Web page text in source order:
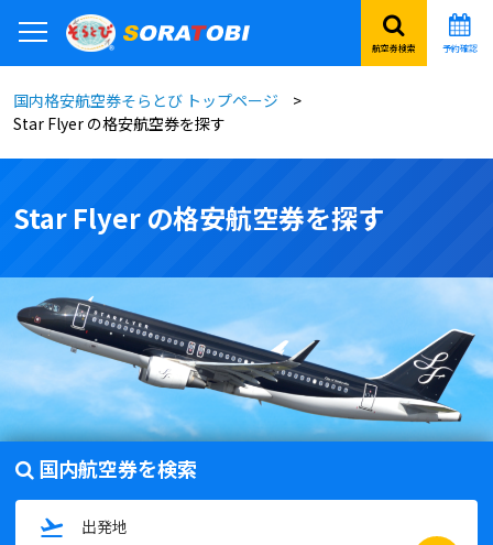
航空券検索 予約確認
国内格安航空券そらとび トップページ
Star Flyer の格安航空券を探す
Star Flyer の格安航空券を探す
国内航空券を検索